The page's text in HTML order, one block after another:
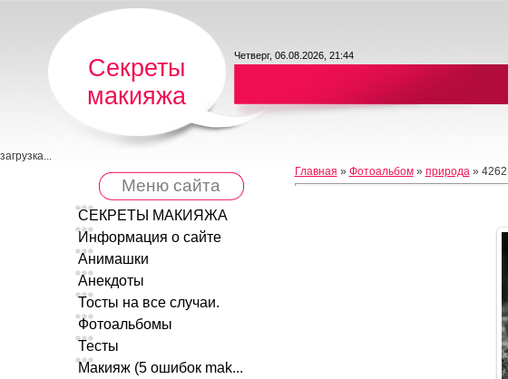
Секреты
макияжа
Четверг, 06.08.2026, 21:44
загрузка...
Меню сайта
СЕКРЕТЫ МАКИЯЖА
Информация о сайте
Анимашки
Анекдоты
Тосты на все случаи.
Фотоальбомы
Тесты
Макияж (5 ошибок mak...
Главная » Фотоальбом» природа» 4262